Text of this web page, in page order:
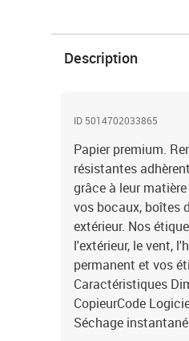
Description
ID 5014702033865
Papier premium.
résistantes
grâce à leur
vos bocaux, boîtes
extérieur. Nos
l'extérieur, le vent,
permanent et vos
Caractéristiques
CopieurCode
Séchage